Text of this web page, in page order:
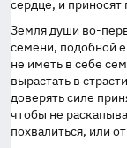
сердце, и приносят
Земля души во-
семени, подобной
не иметь в себе
вырастать в
доверять силе
чтобы не
похвалиться, или